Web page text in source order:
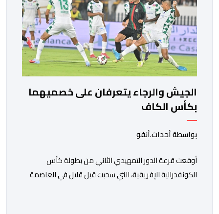
الجيش والرجاء يتعرفان على خصميهما
بكأس الكاف
بواسطة أحداث.أنفو
أوقعت قرعة الدور التمهيدي الثاني من بطولة كأس
الكونفدرالية الإفريقية، التي سحبت قبل قليل في العاصمة